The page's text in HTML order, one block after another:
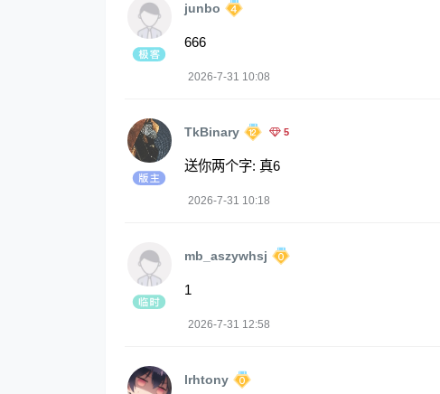
junbo
666
2026-7-31 10:08
TkBinary 5
送你两个字: 真6
2026-7-31 10:18
mb_aszywhsj
1
2026-7-31 12:58
lrhtony